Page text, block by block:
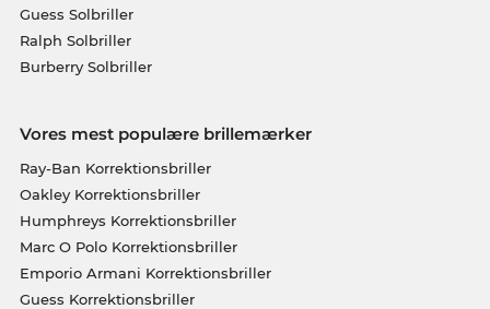
Guess Solbriller
Ralph Solbriller
Burberry Solbriller
Vores mest populære brillemærker
Ray-Ban Korrektionsbriller
Oakley Korrektionsbriller
Humphreys Korrektionsbriller
Marc O Polo Korrektionsbriller
Emporio Armani Korrektionsbriller
Guess Korrektionsbriller